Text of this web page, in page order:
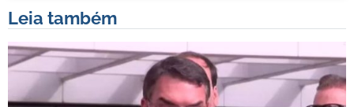
Leia também